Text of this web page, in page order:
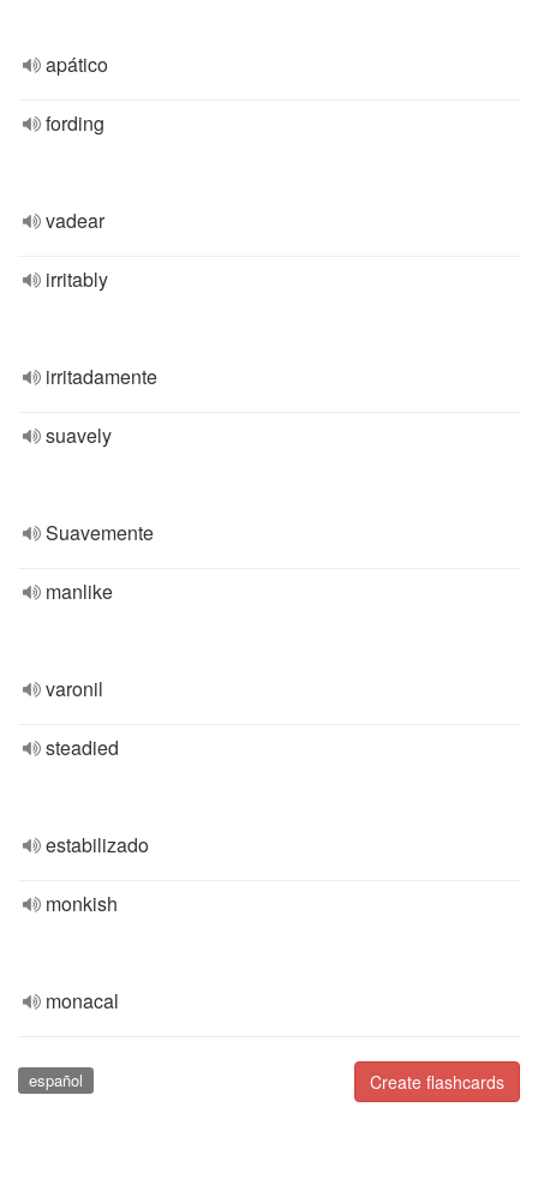
apático
fording
vadear
irritably
irritadamente
suavely
Suavemente
manlike
varonil
steadied
estabilizado
monkish
monacal
Create flashcards
español